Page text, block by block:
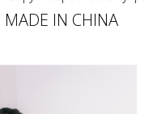
MADE IN CHINA